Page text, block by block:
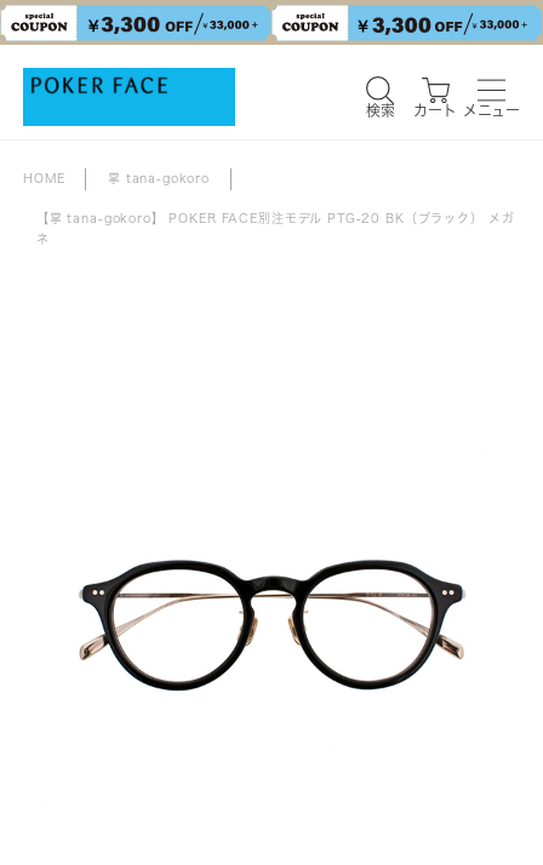
検索 カート メニュー
HOME 掌 tana-gokoro
【掌 tana-gokoro】 POKER FACE別注モデル PTG-20 BK（ブラック） メガ
ネ